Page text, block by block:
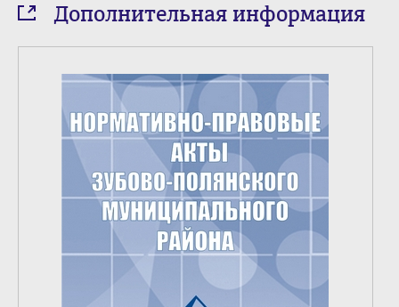
Дополнительная информация